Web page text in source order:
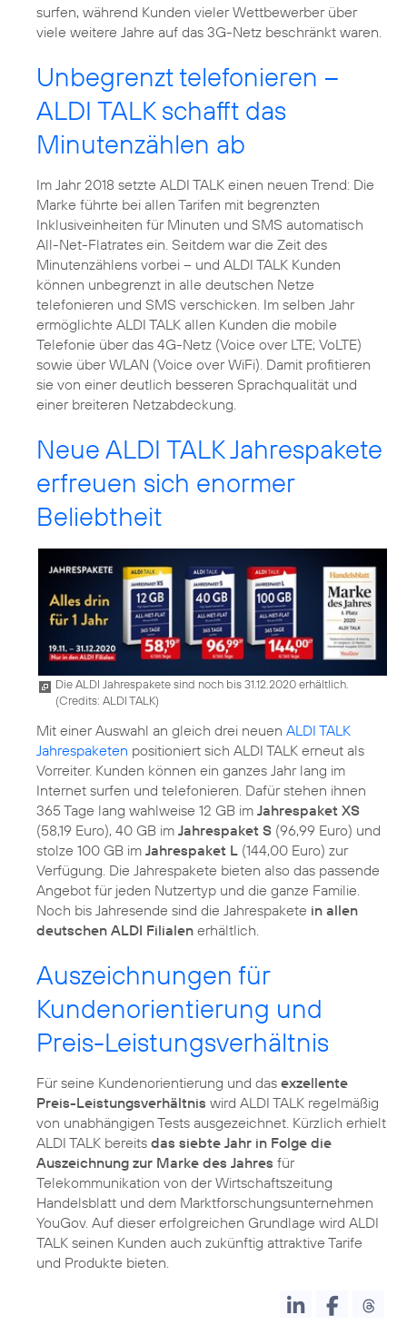
surfen, während Kunden vieler Wettbewerber über
Unbegrenzt telefonieren –
ALDI TALK schafft das
Minutenzählen ab
Im Jahr 2018 setzte ALDI TALK einen neuen Trend: Die
Marke führte bei allen Tarifen mit begrenzten
Inklusiveinheiten für Minuten und SMS automatisch
All-Net-Flatrates ein. Seitdem war die Zeit des
Minutenzählens vorbei – und ALDI TALK Kunden
können unbegrenzt in alle deutschen Netze
telefonieren und SMS verschicken. Im selben Jahr
ermöglichte ALDI TALK allen Kunden die mobile
Telefonie über das 4G-Netz (Voice over LTE; VoLTE)
sowie über WLAN (Voice over WiFi). Damit profitieren
sie von einer deutlich besseren Sprachqualität und
einer breiteren Netzabdeckung.
Neue ALDI TALK Jahrespakete
erfreuen sich enormer
Beliebtheit
Die ALDI Jahrespakete sind noch bis 31.12.2020 erhältlich.
(Credits: ALDI TALK)
Mit einer Auswahl an gleich drei neuen ALDI TALK
Jahrespaketen positioniert sich ALDI TALK erneut als
Vorreiter. Kunden können ein ganzes Jahr lang im
Internet surfen und telefonieren. Dafür stehen ihnen
365 Tage lang wahlweise 12 GB im Jahrespaket XS
(58,19 Euro), 40 GB im Jahrespaket S (96,99 Euro) und
stolze 100 GB im Jahrespaket L (144,00 Euro) zur
Verfügung. Die Jahrespakete bieten also das passende
Angebot für jeden Nutzertyp und die ganze Familie.
Noch bis Jahresende sind die Jahrespakete in allen
deutschen ALDI Filialen erhältlich.
Auszeichnungen für
Kundenorientierung und
Preis-Leistungsverhältnis
Für seine Kundenorientierung und das exzellente
Preis-Leistungsverhältnis wird ALDI TALK regelmäßig
von unabhängigen Tests ausgezeichnet. Kürzlich erhielt
ALDI TALK bereits das siebte Jahr in Folge die
Auszeichnung zur Marke des Jahres für
Telekommunikation von der Wirtschaftszeitung
Handelsblatt und dem Marktforschungsunternehmen
YouGov. Auf dieser erfolgreichen Grundlage wird ALDI
TALK seinen Kunden auch zukünftig attraktive Tarife
und Produkte bieten.